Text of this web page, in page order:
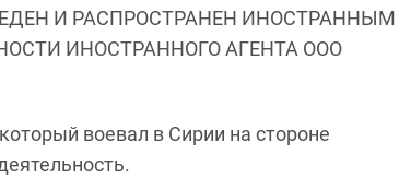
И РАСПРОСТРАНЕН ИНОСТРАННЫМ
ИНОСТРАННОГО АГЕНТА ООО
воевал в Сирии на стороне